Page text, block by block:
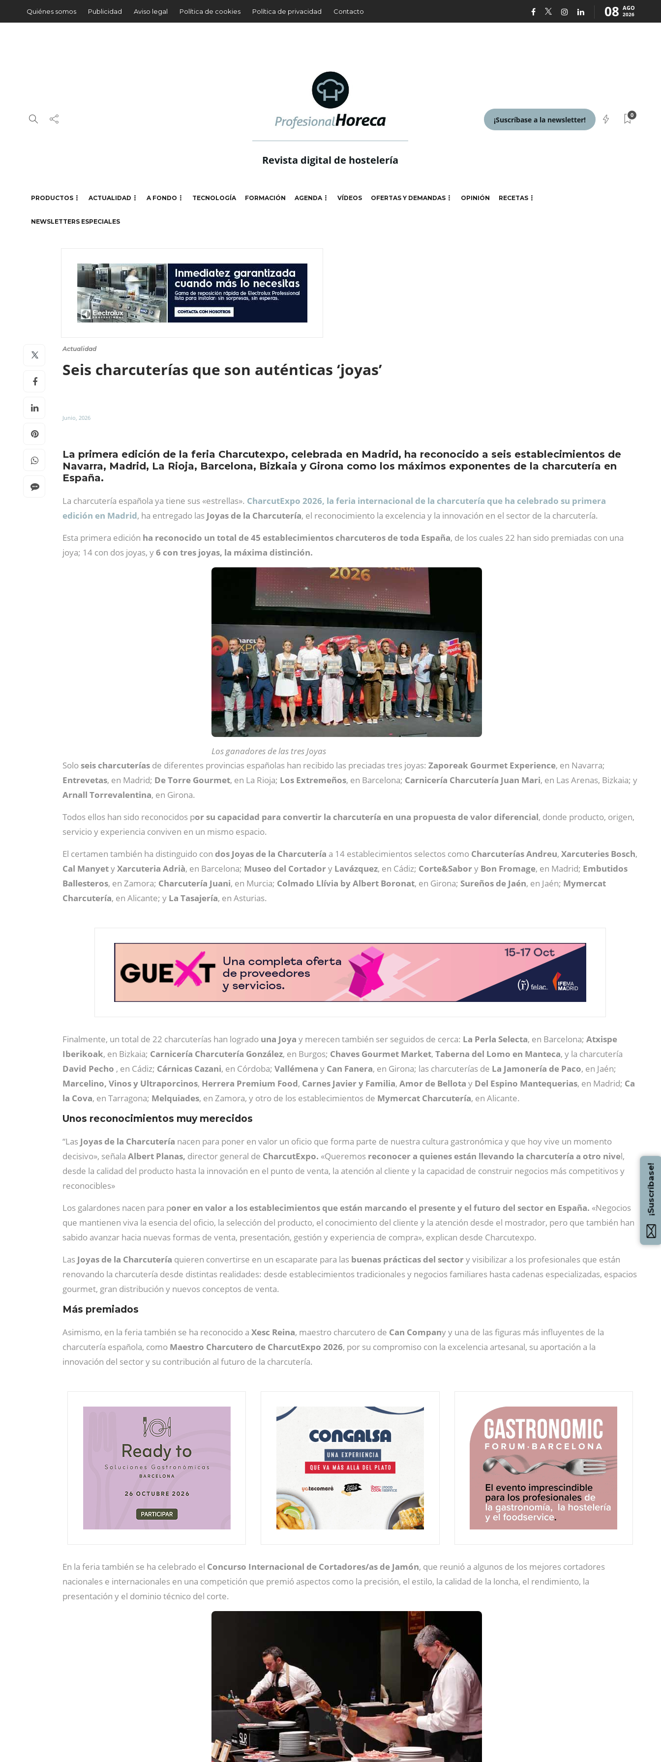
Quiénes somos Publicidad Aviso legal Política de cookies Política de privacidad Contacto 08 AGO
2026
Revista digital de hostelería
¡Suscríbase a la newsletter!
0
PRODUCTOS ACTUALIDAD A FONDO TECNOLOGÍA FORMACIÓN AGENDA VÍDEOS OFERTAS Y DEMANDAS OPINIÓN RECETAS
NEWSLETTERS ESPECIALES
Actualidad
Seis charcuterías que son auténticas ‘joyas’
Junio, 2026
La primera edición de la feria Charcutexpo, celebrada en Madrid, ha reconocido a seis establecimientos de
Navarra, Madrid, La Rioja, Barcelona, Bizkaia y Girona como los máximos exponentes de la charcutería en
España.
La charcutería española ya tiene sus «estrellas». CharcutExpo 2026, la feria internacional de la charcutería que ha celebrado su primera
edición en Madrid, ha entregado las Joyas de la Charcutería, el reconocimiento la excelencia y la innovación en el sector de la charcutería.
Esta primera edición ha reconocido un total de 45 establecimientos charcuteros de toda España, de los cuales 22 han sido premiadas con una
joya; 14 con dos joyas, y6 con tres joyas, la máxima distinción.
Los ganadores de las tres Joyas
Soloseis charcuterías de diferentes provincias españolas han recibido las preciadas tres joyas: Zaporeak Gourmet Experience, en Navarra;
Entrevetas, en Madrid; De Torre Gourmet, en La Rioja; Los Extremeños, en Barcelona; Carnicería Charcutería Juan Mari, en Las Arenas, Bizkaia; y
Arnall Torrevalentina, en Girona.
Todos ellos han sido reconocidos por su capacidad para convertir la charcutería en una propuesta de valor diferencial, donde producto, origen,
servicio y experiencia conviven en un mismo espacio.
El certamen también ha distinguido con dos Joyas de la Charcutería a 14 establecimientos selectos como Charcuterías Andreu, Xarcuteries Bosch,
Cal ManyetyXarcuteria Adrià, en Barcelona; Museo del Cortadory Lavázquez, en Cádiz; Corte&Sabory Bon Fromage, en Madrid; Embutidos
Ballesteros, en Zamora; Charcutería Juani, en Murcia; Colmado Llívia by Albert Boronat, en Girona; Sureños de Jaén, en Jaén; Mymercat
Charcutería, en Alicante; y La Tasajería, en Asturias.
Finalmente, un total de 22 charcuterías han logrado una Joya y merecen también ser seguidos de cerca: La Perla Selecta, en Barcelona; Atxispe
Iberikoak, en Bizkaia; Carnicería Charcutería González, en Burgos; Chaves Gourmet Market, Taberna del Lomo en Manteca, y la charcutería
David Pecho , en Cádiz; Cárnicas Cazani, en Córdoba; Vallémena y Can Fanera, en Girona; las charcuterías de La Jamonería de Paco, en Jaén;
Marcelino, Vinos y Ultraporcinos, Herrera Premium Food, Carnes Javier y Familia, Amor de Bellota y Del Espino Mantequerias, en Madrid; Ca
la Cova, en Tarragona; Melquiades, en Zamora, y otro de los establecimientos de Mymercat Charcutería, en Alicante.
Unos reconocimientos muy merecidos
“Las Joyas de la Charcutería nacen para poner en valor un oficio que forma parte de nuestra cultura gastronómica y que hoy vive un momento
decisivo», señala Albert Planas, director general de CharcutExpo. «Queremos reconocer a quienes están llevando la charcutería a otro nivel,
desde la calidad del producto hasta la innovación en el punto de venta, la atención al cliente y la capacidad de construir negocios más competitivos y
reconocibles»
Los galardones nacen para poner en valor a los establecimientos que están marcando el presente y el futuro del sector en España. «Negocios
que mantienen viva la esencia del oficio, la selección del producto, el conocimiento del cliente y la atención desde el mostrador, pero que también han
sabido avanzar hacia nuevas formas de venta, presentación, gestión y experiencia de compra», explican desde Charcutexpo.
Las Joyas de la Charcutería quieren convertirse en un escaparate para las buenas prácticas del sectory visibilizar a los profesionales que están
renovando la charcutería desde distintas realidades: desde establecimientos tradicionales y negocios familiares hasta cadenas especializadas, espacios
gourmet, gran distribución y nuevos conceptos de venta.
Más premiados
Asimismo, en la feria también se ha reconocido a Xesc Reina, maestro charcutero de Can Company y una de las figuras más influyentes de la
charcutería española, como Maestro Charcutero de CharcutExpo 2026, por su compromiso con la excelencia artesanal, su aportación a la
innovación del sector y su contribución al futuro de la charcutería.
En la feria también se ha celebrado el Concurso Internacional de Cortadores/as de Jamón, que reunió a algunos de los mejores cortadores
nacionales e internacionales en una competición que premió aspectos como la precisión, el estilo, la calidad de la loncha, el rendimiento, la
presentación y el dominio técnico del corte.
¡Suscríbase!